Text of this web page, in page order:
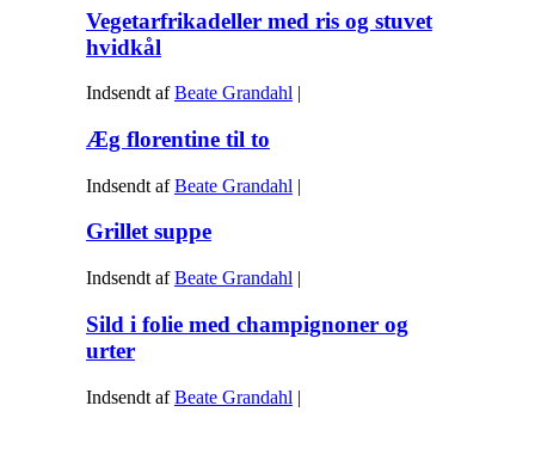
Vegetarfrikadeller med ris og stuvet
hvidkål
Indsendt afBeate Grandahl |
Æg florentine til to
Indsendt afBeate Grandahl |
Grillet suppe
Indsendt afBeate Grandahl |
Sild i folie med champignoner og
urter
Indsendt afBeate Grandahl |